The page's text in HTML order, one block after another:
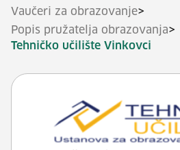
Vaučeri za obrazovanje>
Popis pružatelja obrazovanja>
Tehničko učilište Vinkovci